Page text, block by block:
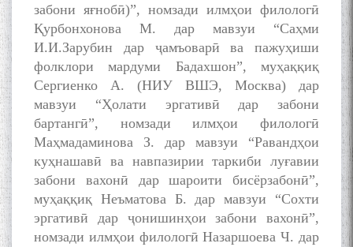
забони яғнобӣ)”, номзади илмҳои филологӣ
Қурбонхонова М. дар мавзуи “Саҳми
И.И.Зарубин дар ҷамъоварӣ ва пажуҳиши
фолклори мардуми Бадахшон”, муҳаққиқ
Сергиенко А. (НИУ ВШЭ, Москва) дар
мавзуи “Ҳолати эргативӣ дар забони
бартангӣ”, номзади илмҳои филологӣ
Маҳмадаминова З. дар мавзуи “Равандҳои
куҳнашавӣ ва навпазирии таркиби луғавии
забони вахонӣ дар шароити бисёрзабонӣ”,
муҳаққиқ Неъматова Б. дар мавзуи “Сохти
эргативӣ дар ҷонишинҳои забони вахонӣ”,
номзади илмҳои филологӣ Назаршоева Ч. дар
Сухбати навқаламон бо
Муъмин Қаноат\Meeting of
young talents with Mumyin
Kanoat